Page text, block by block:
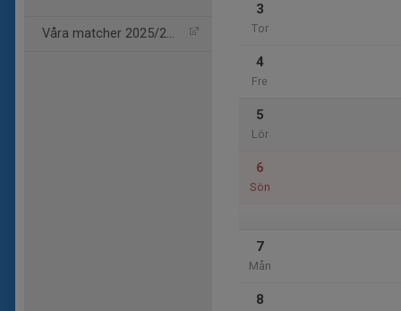
Våra matcher 2025/2026
3
Tor
4
Fre
5
Lör
6
Sön
7
Mån
8